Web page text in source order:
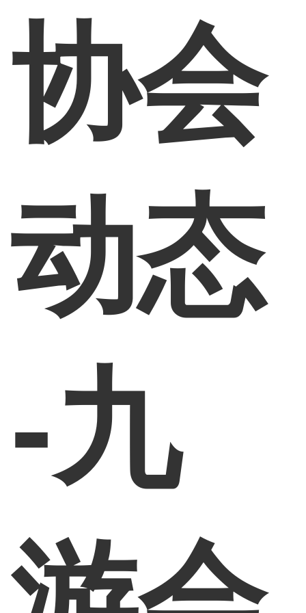
协会
动态
-九